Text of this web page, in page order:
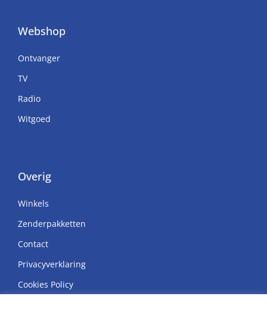
Webshop
Ontvanger
TV
Radio
Witgoed
Overig
Winkels
Zenderpakketten
Contact
Privacyverklaring
Cookies Policy